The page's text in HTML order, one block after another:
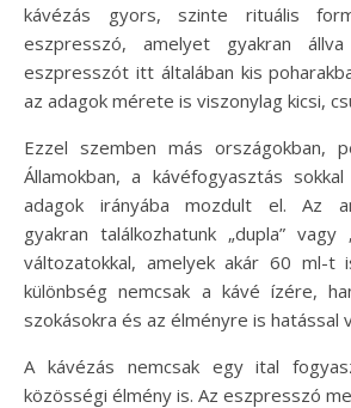
kávézás gyors, szinte rituális
eszpresszó, amelyet gyakran
eszpresszót itt általában kis
az adagok mérete is viszonylag kicsi,
Ezzel szemben más országokban,
Államokban, a kávéfogyasztás
adagok irányába mozdult el. Az
gyakran találkozhatunk „dupla” vagy
változatokkal, amelyek akár 60 ml-t
különbség nemcsak a kávé ízére,
szokásokra és az élményre is hatással
A kávézás nemcsak egy ital
közösségi élmény is. Az eszpresszó